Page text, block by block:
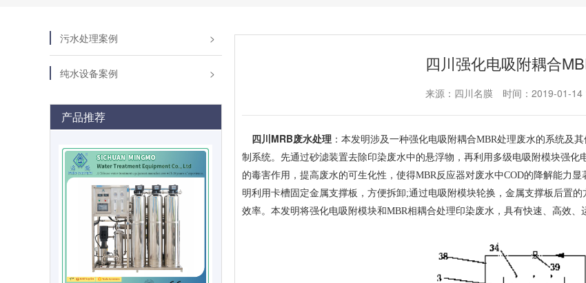
污水处理案例
纯水设备案例
产品推荐
四川强化电吸附耦合
来源：四川名膜 时间：2019-01-14
四川MRB废水处理 ：本发明涉及一种强化电吸附耦合MBR处理废水的系统及
制系统。先通过砂滤装置去除印染废水中的悬浮物，再利用多级电吸附模块强
的毒害作用，提高废水的可生化性，使得MBR反应器对废水中COD的降解能力
明利用卡槽固定金属支撑板，方便拆卸;通过电吸附模块轮换，金属支撑板后置
效率。本发明将强化电吸附模块和MBR相耦合处理印染废水，具有快速、高效、